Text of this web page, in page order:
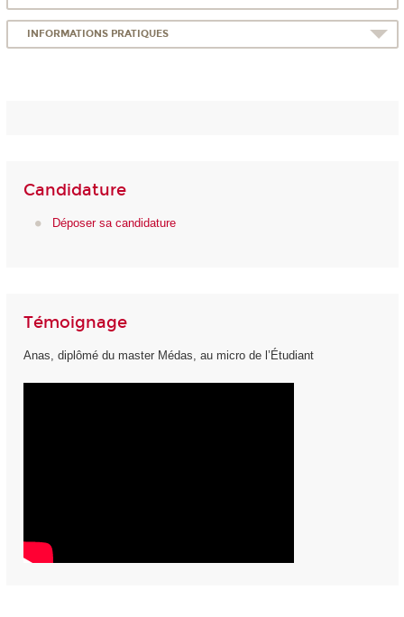
INFORMATIONS PRATIQUES
Candidature
Déposer sa candidature
Témoignage
Anas, diplômé du master Médas, au micro de l’Étudiant